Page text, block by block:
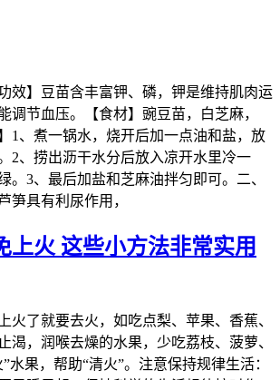
效】豆苗含丰富钾、磷，钾是维持肌肉运
调节血压。【食材】豌豆苗，白芝麻，
1、煮一锅水，烧开后加一点油和盐，放
2、捞出沥干水分后放入凉开水里冷一
。3、最后加盐和芝麻油拌匀即可。二、
笋具有利尿作用，
上火 这些小方法非常实用
火了就要去火，如吃点梨、苹果、香蕉、
渴，润喉去燥的水果，少吃荔枝、菠萝、
水果，帮助“清火”。注意保持规律生活：